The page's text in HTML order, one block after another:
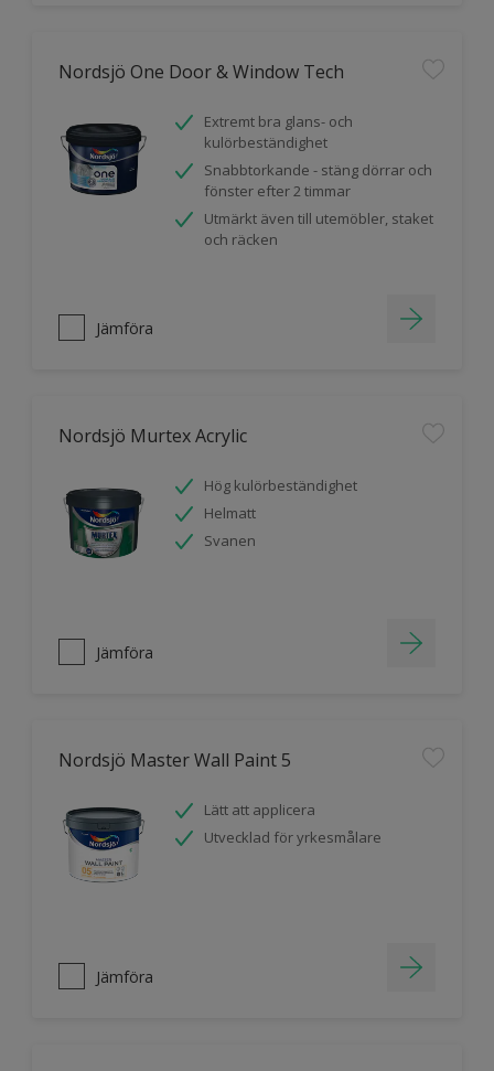
Nordsjö One Door & Window Tech
Extremt bra glans- och
kulörbeständighet
Snabbtorkande - stäng dörrar och
fönster efter 2 timmar
Utmärkt även till utemöbler, staket
och räcken
Jämföra
Nordsjö Murtex Acrylic
Hög kulörbeständighet
Helmatt
Svanen
Jämföra
Nordsjö Master Wall Paint 5
Lätt att applicera
Utvecklad för yrkesmålare
Jämföra